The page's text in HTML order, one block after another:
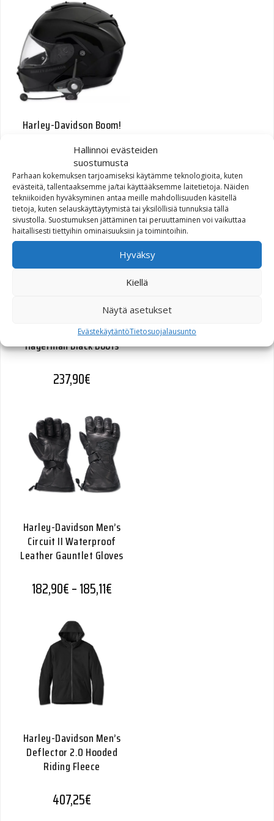
Hallinnoi evästeiden
suostumusta
Parhaan kokemuksen tarjoamiseksi käytämme teknologioita, kuten
evästeitä, tallentaaksemme ja/tai käyttääksemme laitetietoja. Näiden
tekniikoiden hyväksyminen antaa meille mahdollisuuden käsitellä
tietoja, kuten selauskäyttäytymistä tai yksilöllisiä tunnuksia tällä
sivustolla. Suostumuksen jättäminen tai peruuttaminen voi vaikuttaa
haitallisesti tiettyihin ominaisuuksiin ja toimintoihin.
Hyväksy
Kiellä
Näytä asetukset
EvästekäytäntöTietosuojalausunto
Harley-Davidson Boom!
Helmet Single Headset
436,49€
Harley-Davidson
Hagerman Black Boots
237,90€
Harley-Davidson Men’s
Circuit II Waterproof
Leather Gauntlet Gloves
182,90€–185,11€
Harley-Davidson Men’s
Deflector 2.0 Hooded
Riding Fleece
407,25€